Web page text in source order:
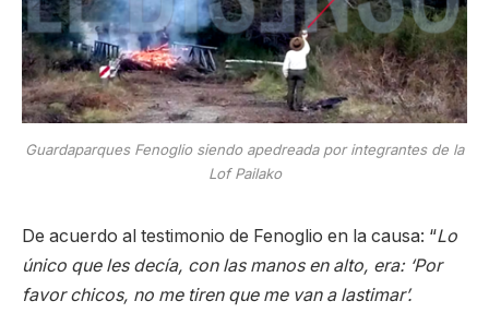
Guardaparques Fenoglio siendo apedreada por integrantes de la
Lof Pailako
De acuerdo al testimonio de Fenoglio en la causa: “Lo
único que les decía, con las manos en alto, era: ‘Por
favor chicos, no me tiren que me van a lastimar’.